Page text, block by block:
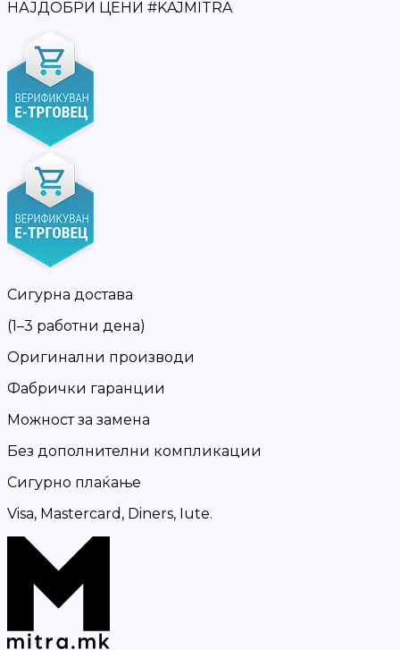
НАЈДОБРИ ЦЕНИ #KAJMITRA
Сигурна достава
(1–3 работни дена)
Оригинални производи
Фабрички гаранции
Можност за замена
Без дополнителни компликации
Сигурно плаќање
Visa, Mastercard, Diners, Iute.